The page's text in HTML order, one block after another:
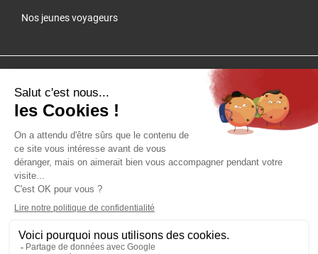
Nos jeunes voyageurs
Cliquez-ici pour modifier vos préférences en matière de cookies
QUARTIER LIBRE - SAS au capital de 100 000 € - RCS Lyon B 384